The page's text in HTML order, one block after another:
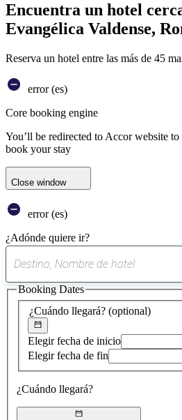
Encuentra un hotel
Evangélica Valdense,
Reserva un hotel entre las más de 45
error (es)
Core booking engine
You’ll be redirected to Accor website
book your stay
Close window
error (es)
¿Adónde quiere ir?
¿Cuándo llegará? (optional)
Elegir fecha de inicio
Elegir fecha de fin
¿Cuándo llegará?
Booking Dates